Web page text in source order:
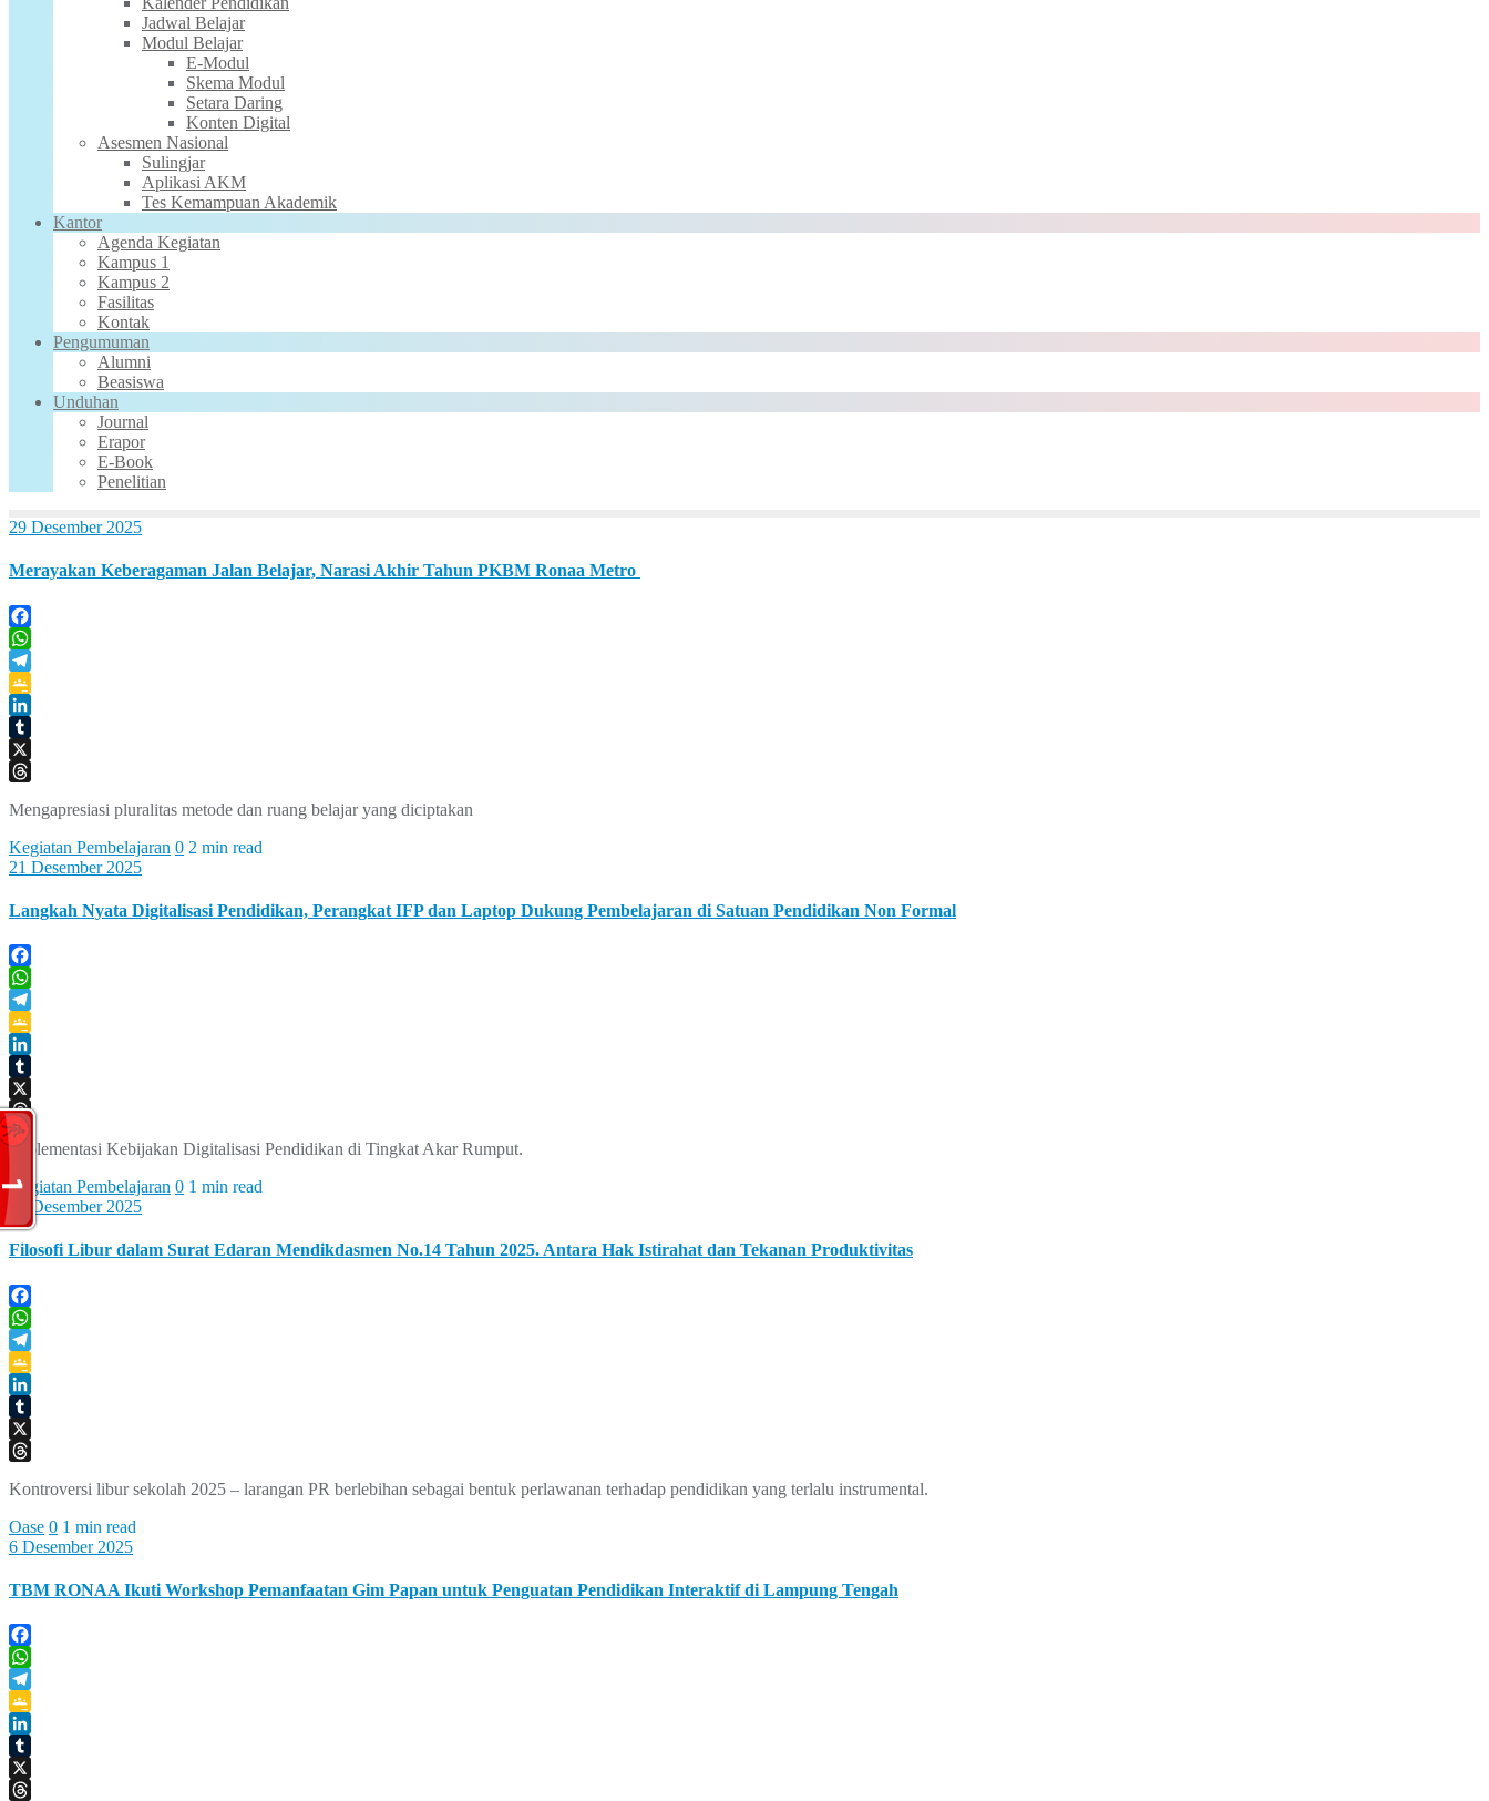
Jadwal Belajar
Modul Belajar
E-Modul
Skema Modul
Setara Daring
Konten Digital
Asesmen Nasional
Sulingjar
Aplikasi AKM
Tes Kemampuan Akademik
Kantor
Agenda Kegiatan
Kampus 1
Kampus 2
Fasilitas
Kontak
Pengumuman
Alumni
Beasiswa
Unduhan
Journal
Erapor
E-Book
Penelitian
29 Desember 2025
Merayakan Keberagaman Jalan Belajar, Narasi Akhir Tahun PKBM Ronaa Metro
Facebook
WhatsApp
Telegram
Google
Classroom
LinkedIn
Tumblr
X
Mengapresiasi pluralitas metode dan ruang belajar yang diciptakan
Kegiatan Pembelajaran 0 2 min read
21 Desember 2025
Langkah Nyata Digitalisasi Pendidikan, Perangkat IFP dan Laptop Dukung Pembelajaran di Satuan Pendidikan Non Formal
Facebook
WhatsApp
Telegram
Google
Classroom
LinkedIn
Tumblr
X
Threads
Implementasi Kebijakan Digitalisasi Pendidikan di Tingkat Akar Rumput.
Kegiatan Pembelajaran 0 1 min read
15 Desember 2025
Filosofi Libur dalam Surat Edaran Mendikdasmen No.14 Tahun 2025. Antara Hak Istirahat dan Tekanan Produktivitas
Facebook
WhatsApp
Telegram
Google
Classroom
LinkedIn
Tumblr
X
Kontroversi libur sekolah 2025 – larangan PR berlebihan sebagai bentuk perlawanan terhadap pendidikan yang terlalu instrumental.
Oase 0 1 min read
6 Desember 2025
TBM RONAA Ikuti Workshop Pemanfaatan Gim Papan untuk Penguatan Pendidikan Interaktif di Lampung Tengah
Facebook
WhatsApp
Telegram
Google
Classroom
LinkedIn
Tumblr
X